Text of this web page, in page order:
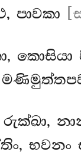
පාවකා
කොසියා
භවනං